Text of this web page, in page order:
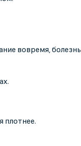
вовремя, болезнь
плотнее.